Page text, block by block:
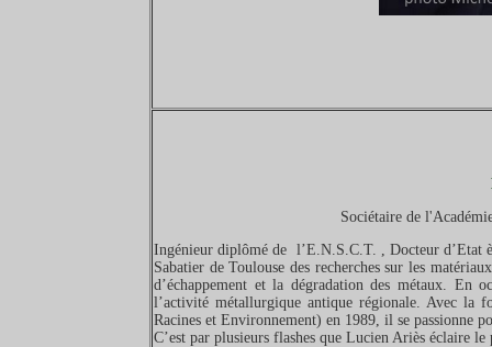
Sociétaire de
Ingénieur diplômé de l’E.N.S.C.T. , Docteur d’Etat
Sabatier de Toulouse des recherches sur les
d’échappement et la dégradation des métaux. En
l’activité métallurgique antique régionale. Avec la
Racines et Environnement) en 1989, il se passionne
C’est par plusieurs flashes que Lucien Ariès éclaire